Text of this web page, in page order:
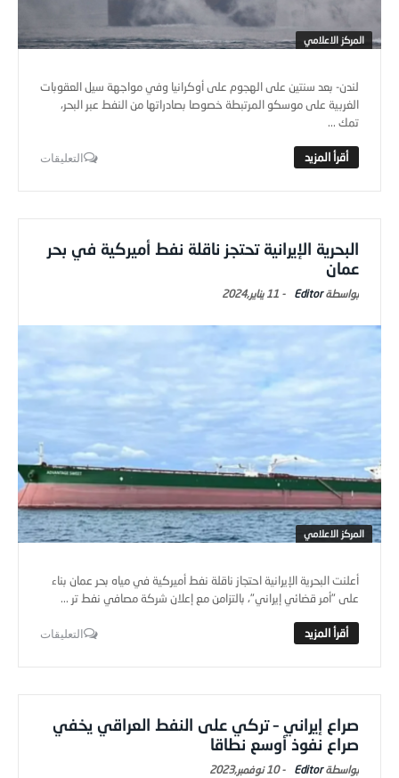
المركز الاعلامي
لندن- بعد سنتين على الهجوم على أوكرانيا وفي مواجهة سيل العقوبات
الغربية على موسكو المرتبطة خصوصا بصادراتها من النفط عبر البحر،
تمك ...
التعليقات
البحرية الإيرانية تحتجز ناقلة نفط أميركية في بحر
عمان
Editor
- 11 يناير,2024
المركز الاعلامي
أعلنت البحرية الإيرانية احتجاز ناقلة نفط أميركية في مياه بحر عمان بناء
على "أمر قضائي إيراني"، بالتزامن مع إعلان شركة مصافي نفط تر ...
التعليقات
صراع إيراني – تركي على النفط العراقي يخفي
صراع نفوذ أوسع نطاقا
Editor
-10 نوفمبر,2023